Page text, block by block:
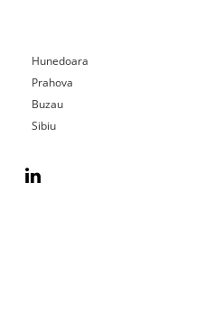
Hunedoara
Prahova
Buzau
Sibiu